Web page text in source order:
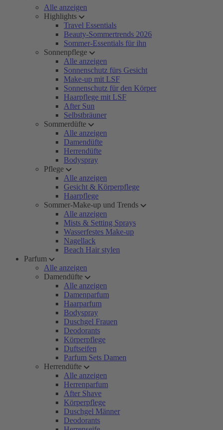
Alle anzeigen
Highlights
Travel Essentials
Beauty-Sommertrends 2026
Sommer-Essentials für ihn
Sonnenpflege
Alle anzeigen
Sonnenschutz fürs Gesicht
Make-up mit LSF
Sonnenschutz für den Körper
Haarpflege mit LSF
After Sun
Selbstbräuner
Sommerdüfte
Alle anzeigen
Damendüfte
Herrendüfte
Bodyspray
Pflege
Alle anzeigen
Gesicht & Körperpflege
Haarpflege
Sommer-Make-up und Trends
Alle anzeigen
Mists & Setting Sprays
Wasserfestes Make-up
Nagellack
Beach Hair stylen
Parfum
Alle anzeigen
Damendüfte
Alle anzeigen
Damenparfum
Haarparfum
Bodyspray
Duschgel Frauen
Deodorants
Körperpflege
Duftseifen
Parfum Sets Damen
Herrendüfte
Alle anzeigen
Herrenparfum
After Shave
Körperpflege
Duschgel Männer
Deodorants